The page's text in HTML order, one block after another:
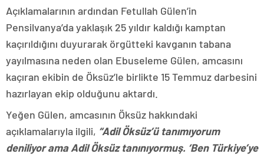
Açıklamalarının ardından Fetullah Gülen’in
Pensilvanya’da yaklaşık 25 yıldır kaldığı kamptan
kaçırıldığını duyurarak örgütteki kavganın tabana
yayılmasına neden olan Ebuseleme Gülen, amcasını
kaçıran ekibin de Öksüz’le birlikte 15 Temmuz darbesini
hazırlayan ekip olduğunu aktardı.
Yeğen Gülen, amcasının Öksüz hakkındaki
açıklamalarıyla ilgili, “Adil Öksüz’ü tanımıyorum
deniliyor ama Adil Öksüz tanınıyormuş. ‘Ben Türkiye’ye